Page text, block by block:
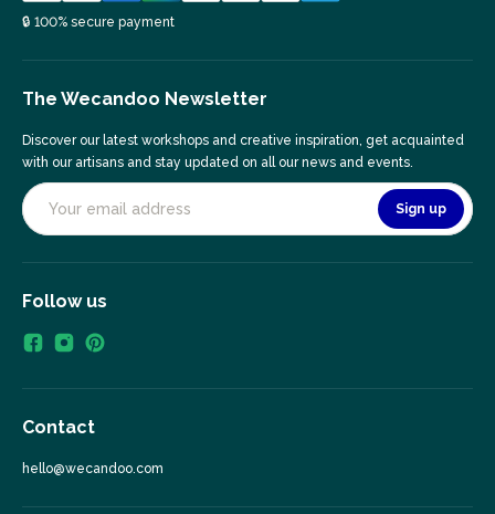
🔒 100% secure payment
The Wecandoo Newsletter
Discover our latest workshops and creative inspiration, get acquainted
with our artisans and stay updated on all our news and events.
Sign up
Follow us
Contact
hello@wecandoo.com